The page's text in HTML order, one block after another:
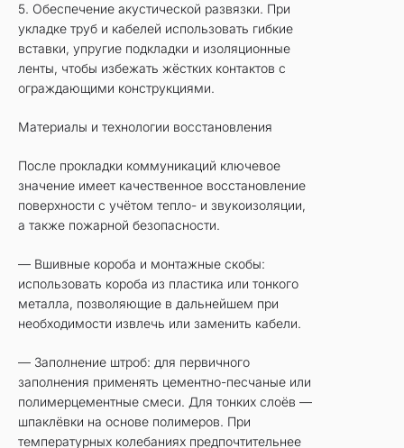
5. Обеспечение акустической развязки. При
укладке труб и кабелей использовать гибкие
вставки, упругие подкладки и изоляционные
ленты, чтобы избежать жёстких контактов с
ограждающими конструкциями.
Материалы и технологии восстановления
После прокладки коммуникаций ключевое
значение имеет качественное восстановление
поверхности с учётом тепло- и звукоизоляции,
а также пожарной безопасности.
— Вшивные короба и монтажные скобы:
использовать короба из пластика или тонкого
металла, позволяющие в дальнейшем при
необходимости извлечь или заменить кабели.
— Заполнение штроб: для первичного
заполнения применять цементно-песчаные или
полимерцементные смеси. Для тонких слоёв —
шпаклёвки на основе полимеров. При
температурных колебаниях предпочтительнее